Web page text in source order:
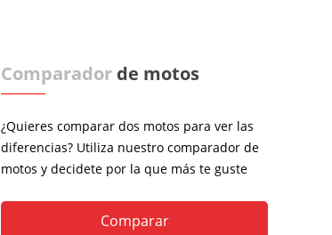
Comparador de motos
¿Quieres comparar dos motos para ver las
diferencias? Utiliza nuestro comparador de
motos y decidete por la que más te guste
Comparar